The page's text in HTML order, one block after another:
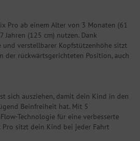
Pro ab einem Alter von 3 Monaten (61
Jahren (125 cm) nutzen. Dank
und verstellbarer Kopfstützenhöhe sitzt
der rückwärtsgerichteten Position, auch
sich ausziehen, damit dein Kind in den
Beinfreiheit hat. Mit 5
Technologie für eine verbesserte
sitzt dein Kind bei jeder Fahrt